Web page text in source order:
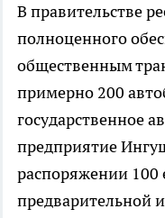
В правительстве
полноценного
общественным
примерно 200
государственное
предприятие
распоряжении 100
предварительной